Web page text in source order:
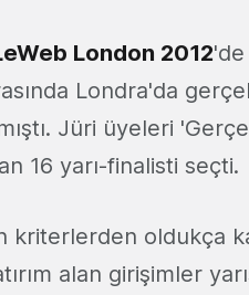
London 2012
Londra'da
Jüri üyeleri
16 yarı-finalisti seçti.
kriterlerden oldukça
alan girişimler